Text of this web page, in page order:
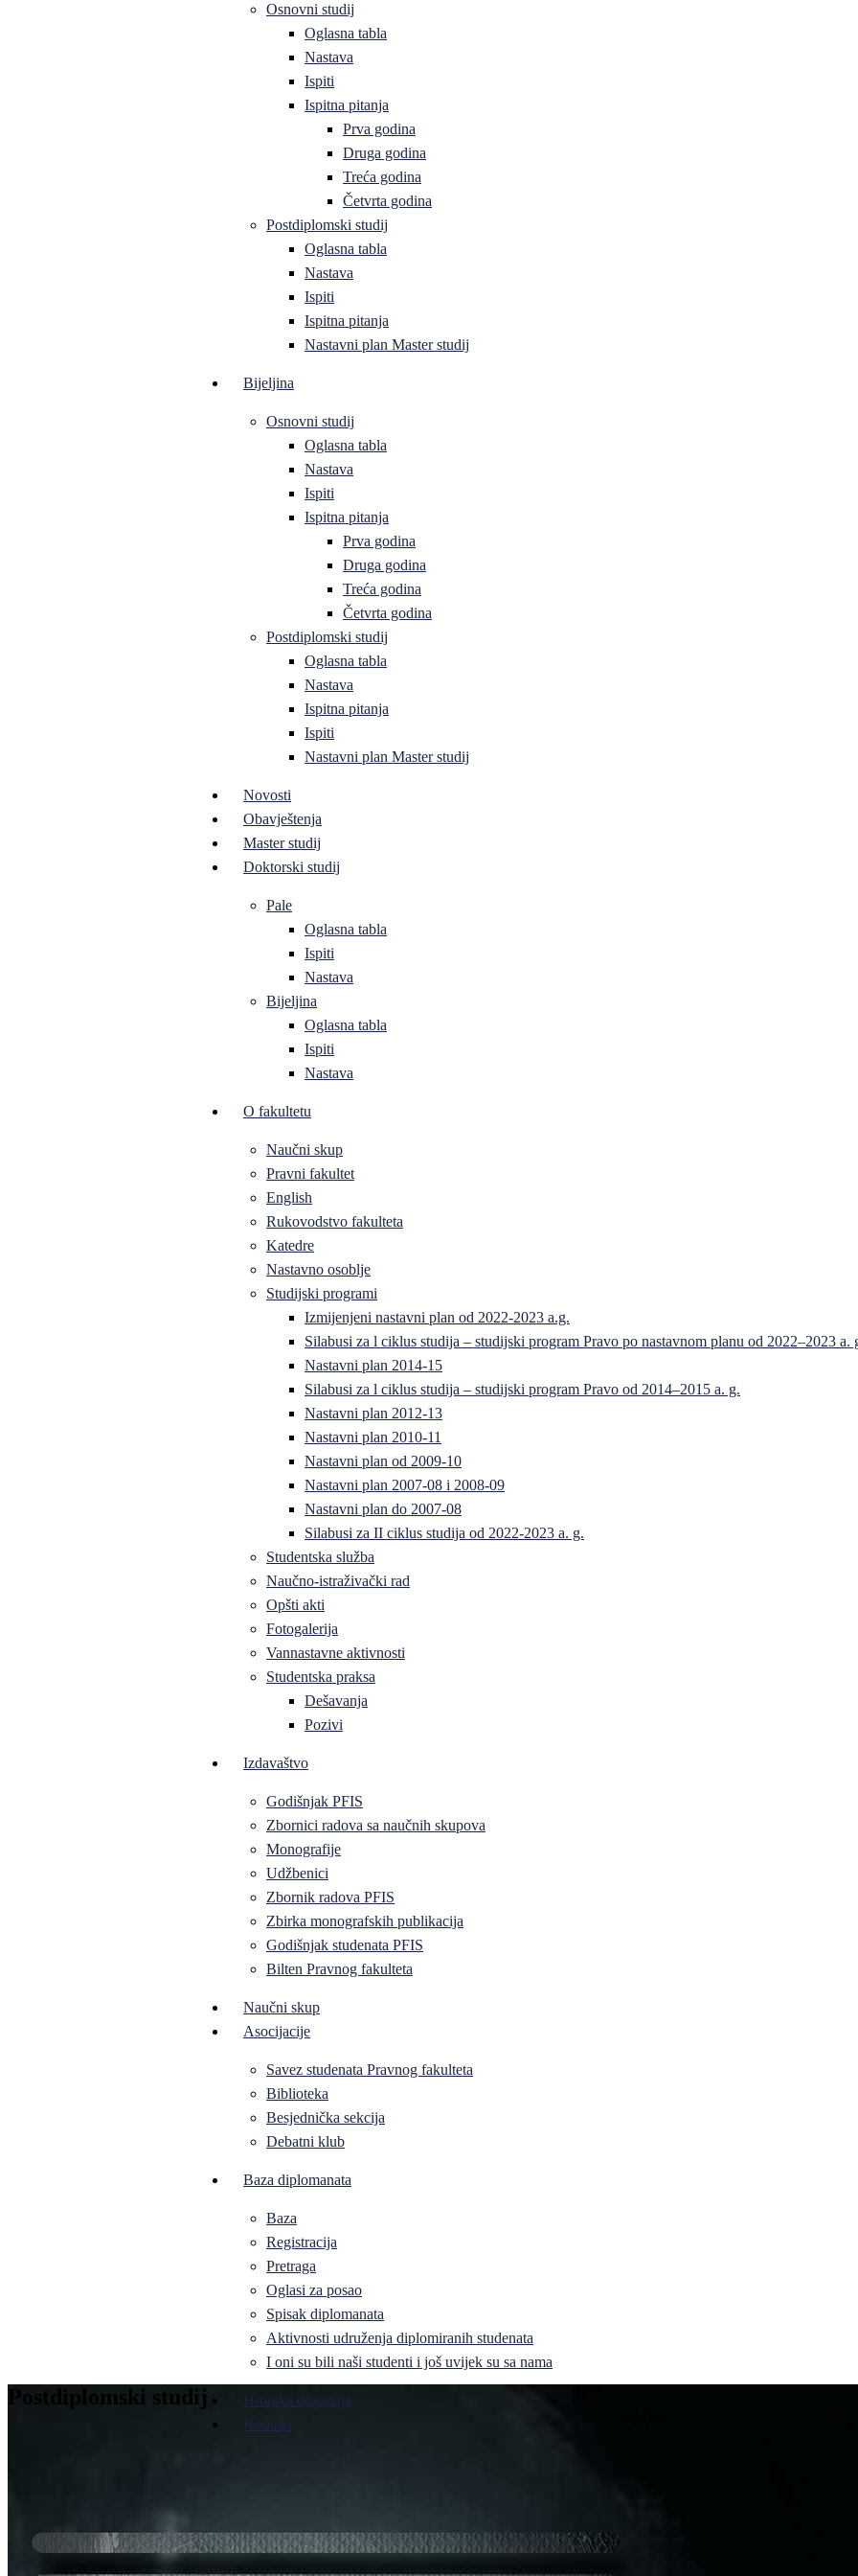
Osnovni studij
Oglasna tabla
Nastava
Ispiti
Ispitna pitanja
Prva godina
Druga godina
Treća godina
Četvrta godina
Postdiplomski studij
Oglasna tabla
Nastava
Ispiti
Ispitna pitanja
Nastavni plan Master studij
Bijeljina
Osnovni studij
Oglasna tabla
Nastava
Ispiti
Ispitna pitanja
Prva godina
Druga godina
Treća godina
Četvrta godina
Postdiplomski studij
Oglasna tabla
Nastava
Ispitna pitanja
Ispiti
Nastavni plan Master studij
Novosti
Obavještenja
Master studij
Doktorski studij
Pale
Oglasna tabla
Ispiti
Nastava
Bijeljina
Oglasna tabla
Ispiti
Nastava
O fakultetu
Naučni skup
Pravni fakultet
English
Rukovodstvo fakulteta
Katedre
Nastavno osoblje
Studijski programi
Izmijenjeni nastavni plan od 2022-2023 a.g.
Silabusi za l ciklus studija – studijski program Pravo po nastavnom planu od 2022–2023 a.
Nastavni plan 2014-15
Silabusi za l ciklus studija – studijski program Pravo od 2014–2015 a. g.
Nastavni plan 2012-13
Nastavni plan 2010-11
Nastavni plan od 2009-10
Nastavni plan 2007-08 i 2008-09
Nastavni plan do 2007-08
Silabusi za II ciklus studija od 2022-2023 a. g.
Studentska služba
Naučno-istraživački rad
Opšti akti
Fotogalerija
Vannastavne aktivnosti
Studentska praksa
Dešavanja
Pozivi
Izdavaštvo
Godišnjak PFIS
Zbornici radova sa naučnih skupova
Monografije
Udžbenici
Zbornik radova PFIS
Zbirka monografskih publikacija
Godišnjak studenata PFIS
Bilten Pravnog fakulteta
Naučni skup
Asocijacije
Savez studenata Pravnog fakulteta
Biblioteka
Besjednička sekcija
Debatni klub
Baza diplomanata
Baza
Registracija
Pretraga
Oglasi za posao
Spisak diplomanata
Aktivnosti udruženja diplomiranih studenata
I oni su bili naši studenti i još uvijek su sa nama
Hronika događaja
Kontakt
Postdiplomski studij